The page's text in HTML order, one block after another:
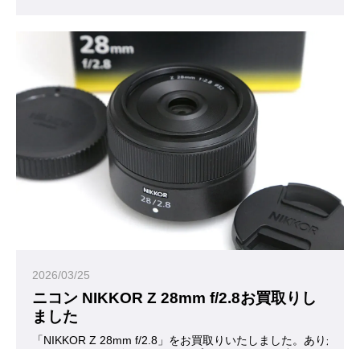
2026/03/25
ニコン NIKKOR Z 28mm f/2.8お買取りし
ました
「NIKKOR Z 28mm f/2.8」をお買取りいたしました。ありがと